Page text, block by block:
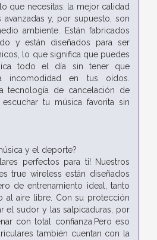
que necesitas: la mejor calidad
y, por supuesto, son
ambiente. Están fabricados
y están diseñados para ser
lo que significa que puedes
todo el día sin tener que
incomodidad en tus oídos.
tecnología de cancelación de
tu música favorita sin
y el deporte?
perfectos para ti! Nuestros
true wireless están diseñados
de entrenamiento ideal, tanto
al aire libre. Con su protección
el sudor y las salpicaduras, por
con total confianza.Pero eso
también cuentan con la